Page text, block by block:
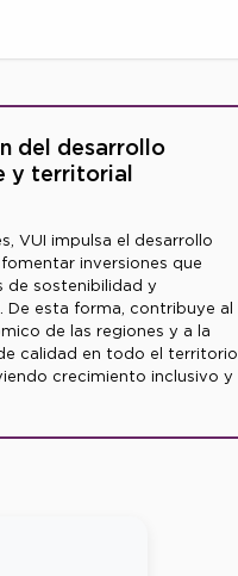
del desarrollo
y territorial
VUI impulsa el desarrollo
inversiones que
de sostenibilidad y
De esta forma, contribuye al
de las regiones y a la
calidad en todo el territorio
crecimiento inclusivo y